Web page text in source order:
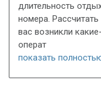
длительность
номера.
вас возникли
операт
показать